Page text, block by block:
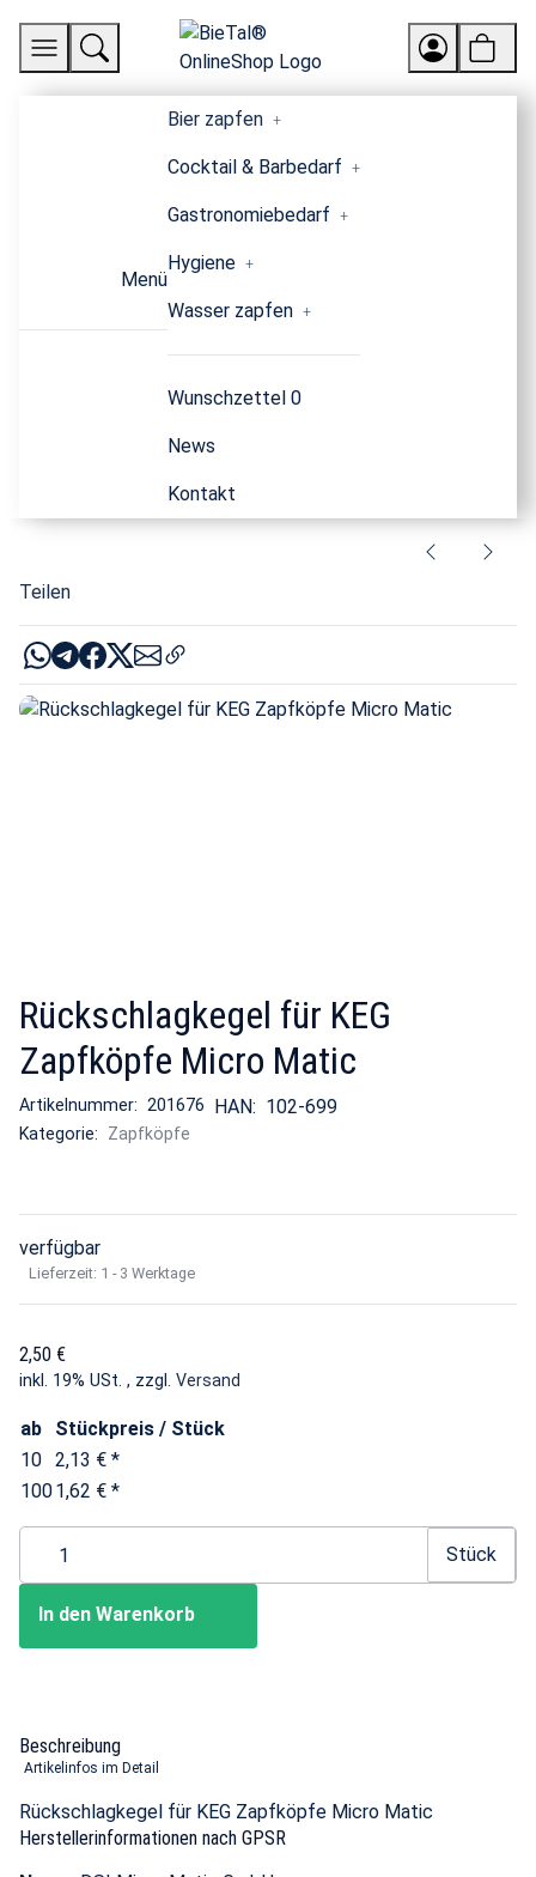
Menü
Bier zapfen
Cocktail & Barbedarf
Gastronomiebedarf
Hygiene
Wasser zapfen
Wunschzettel 0
News
Kontakt
Rückschlagkegel für KEG
Zapfköpfe Micro Matic
Artikelnummer: 201676 HAN: 102-699
Kategorie: Zapfköpfe
verfügbar
Lieferzeit: 1 - 3 Werktage
2,50 €
inkl. 19% USt. , zzgl. Versand
ab
Stückpreis / Stück
10 2,13 € *
1001,62 € *
Stück
In den Warenkorb
Teilen
Beschreibung
Artikelinfos im Detail
Rückschlagkegel für KEG Zapfköpfe Micro Matic
Herstellerinformationen nach GPSR